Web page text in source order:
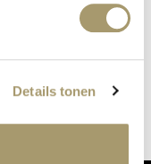
Details tonen